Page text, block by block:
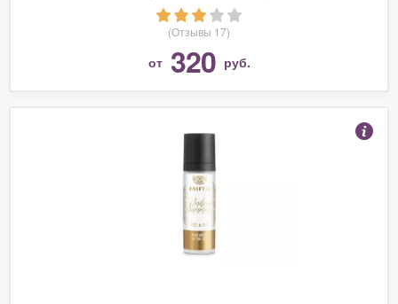
(Отзывы 17)
от 320 руб.